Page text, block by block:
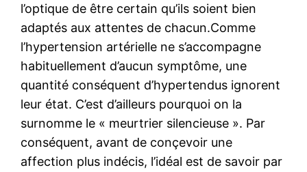
l’optique de être certain qu’ils soient bien
adaptés aux attentes de chacun.Comme
l’hypertension artérielle ne s’accompagne
habituellement d’aucun symptôme, une
quantité conséquent d’hypertendus ignorent
leur état. C’est d’ailleurs pourquoi on la
surnomme le « meurtrier silencieuse ». Par
conséquent, avant de conçevoir une
affection plus indécis, l’idéal est de savoir par